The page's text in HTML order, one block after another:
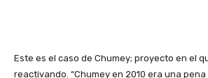
Este es el caso de Chumey; proyecto en el
reactivando. “Chumey en 2010 era una